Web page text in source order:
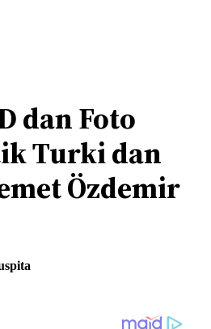
dan Foto
Turki dan
Özdemir